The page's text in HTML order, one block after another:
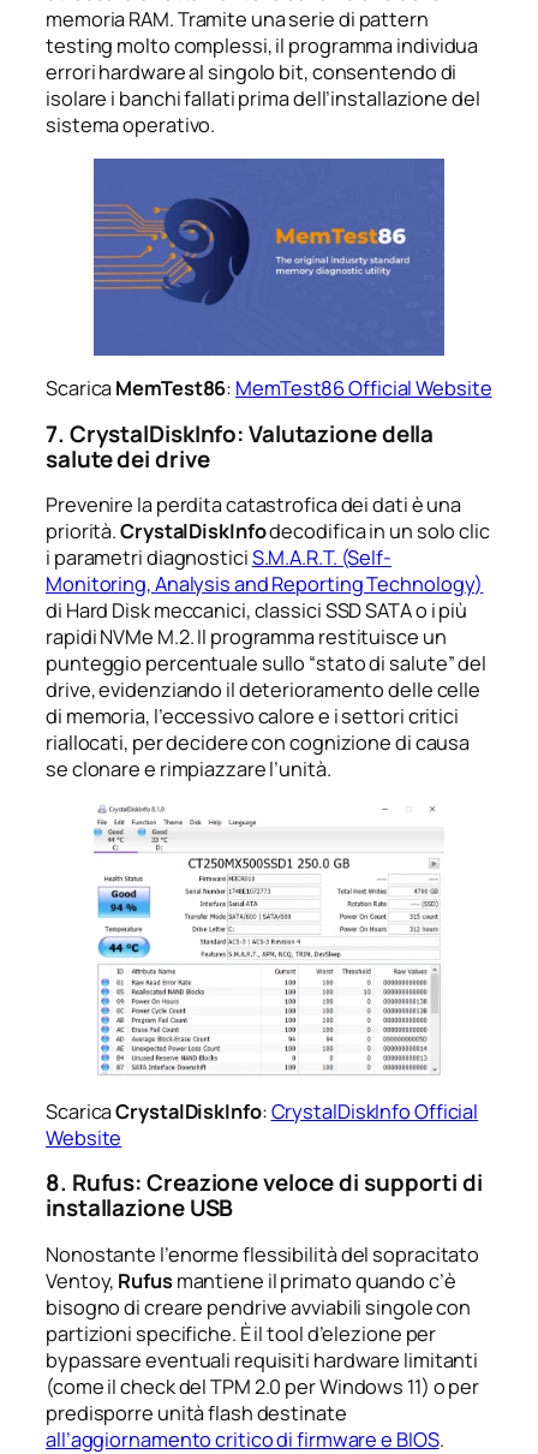
memoria RAM. Tramite una serie di pattern
testing molto complessi, il programma individua
errori hardware al singolo bit, consentendo di
isolare i banchi fallati prima dell’installazione del
sistema operativo.
ScaricaMemTest86: MemTest86 Official Website
7. CrystalDiskInfo: Valutazione della
salute dei drive
Prevenire la perdita catastrofica dei dati è una
priorità.CrystalDiskInfodecodifica in un solo clic
i parametri diagnosticiS.M.A.R.T. (Self-
Monitoring, Analysis and Reporting Technology)
di Hard Disk meccanici, classici SSD SATA o i più
rapidi NVMe M.2. Il programma restituisce un
punteggio percentuale sullo “stato di salute” del
drive, evidenziando il deterioramento delle celle
di memoria, l’eccessivo calore e i settori critici
riallocati, per decidere con cognizione di causa
se clonare e rimpiazzare l’unità.
ScaricaCrystalDiskInfo:CrystalDiskInfo Official
Website
8. Rufus: Creazione veloce di supporti di
installazione USB
Nonostante l’enorme flessibilità del sopracitato
Ventoy, Rufusmantiene il primato quando c’è
bisogno di creare pendrive avviabili singole con
partizioni specifiche. È il tool d’elezione per
bypassare eventuali requisiti hardware limitanti
(come il check del TPM 2.0 per Windows 11) o per
predisporre unità flash destinate
all’aggiornamento critico di firmware e BIOS.